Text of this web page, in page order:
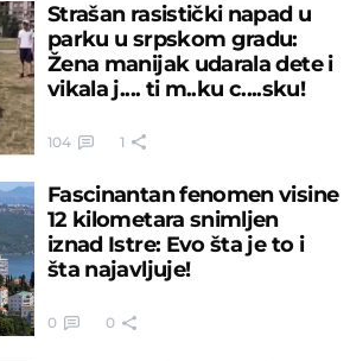
Strašan rasistički napad u
parku u srpskom gradu:
Žena manijak udarala dete i
vikala j.... ti m..ku c....sku!
104 1
Fascinantan fenomen visine
12 kilometara snimljen
iznad Istre: Evo šta je to i
šta najavljuje!
0 0